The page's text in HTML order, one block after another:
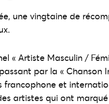
une vingtaine de
« Artiste Masculin /
par la « Chanson
francophone et
artistes qui ont marqué